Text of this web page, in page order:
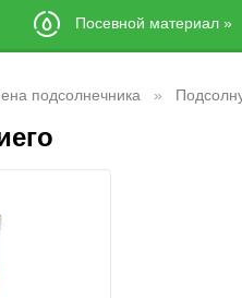
Посевной материал »
подсолнечника